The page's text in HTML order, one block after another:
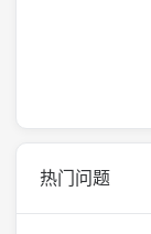
热门问题